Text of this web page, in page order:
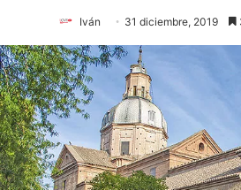
Iván 31 diciembre, 2019